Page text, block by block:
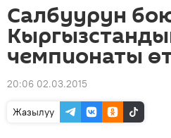
Салбуурун
чемпионаты
20:06 02.03.2015
Жазылуу